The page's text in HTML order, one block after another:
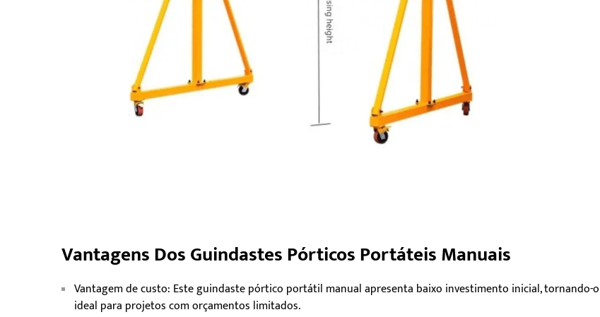
Vantagens Dos Guindastes Pórticos Portáteis Manuais
Vantagem de custo: Este guindaste pórtico portátil manual apresenta baixo investimento inicial, tornando-o
ideal para projetos com orçamentos limitados.